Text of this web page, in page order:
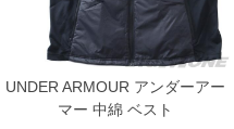
UNDER ARMOUR アンダーアー
マー 中綿 ベスト